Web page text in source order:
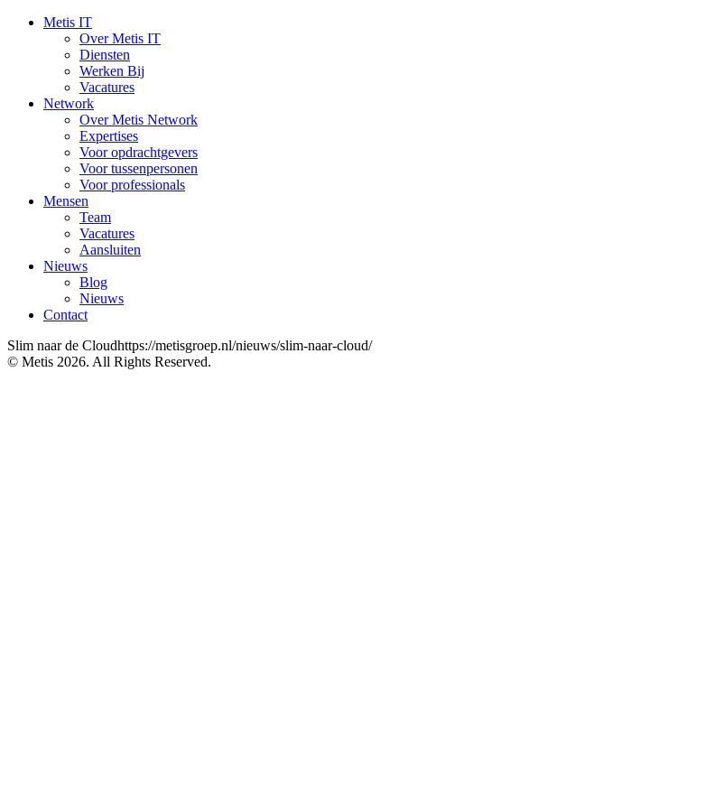
Metis IT
Over Metis IT
Diensten
Werken Bij
Vacatures
Network
Over Metis Network
Expertises
Voor opdrachtgevers
Voor tussenpersonen
Voor professionals
Mensen
Team
Vacatures
Aansluiten
Nieuws
Blog
Nieuws
Contact
Slim naar de Cloudhttps://metisgroep.nl/nieuws/slim-naar-cloud/
© Metis 2026. All Rights Reserved.